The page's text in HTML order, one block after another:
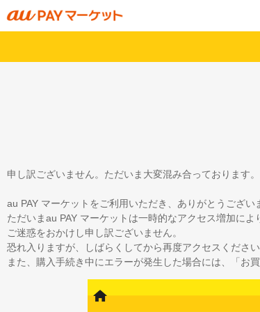
申し訳ございません。ただいま大変混み合っております。
au PAY マーケットをご利用いただき、ありがとうござい
ただいまau PAY マーケットは一時的なアクセス増加に
ご迷惑をおかけし申し訳ございません。
恐れ入りますが、しばらくしてから再度アクセスくださ
また、購入手続き中にエラーが発生した場合には、「お